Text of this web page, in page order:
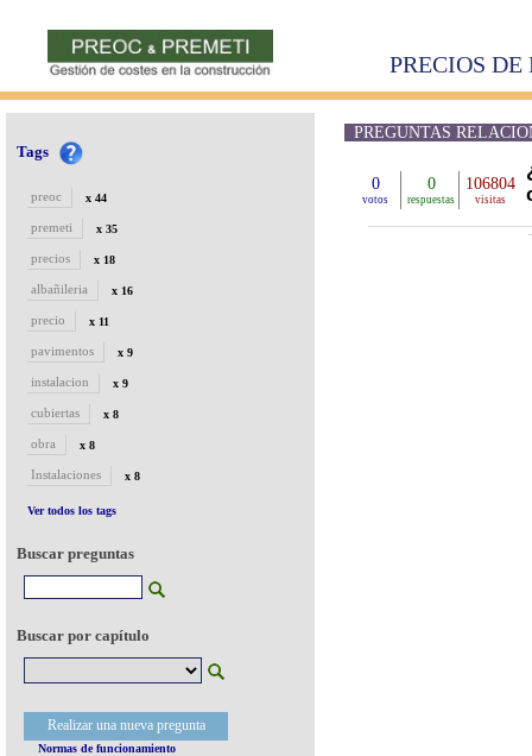
PRECIOS
Tags
preoc x 44
premeti x 35
precios x 18
albañileria x 16
precio x 11
pavimentos x 9
instalacion x 9
cubiertas x 8
obra x 8
Instalaciones x 8
Ver todos los tags
Buscar preguntas
Buscar por capítulo
Realizar una nueva pregunta
Normas de funcionamiento
PREGUNTAS
0
votos
0
respuestas
106804
visitas